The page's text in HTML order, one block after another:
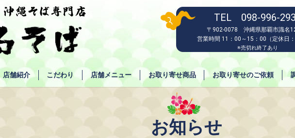
TEL 098-996-
〒902-0078 沖縄県那覇市識名
営業時間 11：00～15：00（定休日
※売切れ終了あり
店舗紹介 こだわり 店舗メニュー お取り寄せ商品 お取り寄せのご依頼
お知らせ